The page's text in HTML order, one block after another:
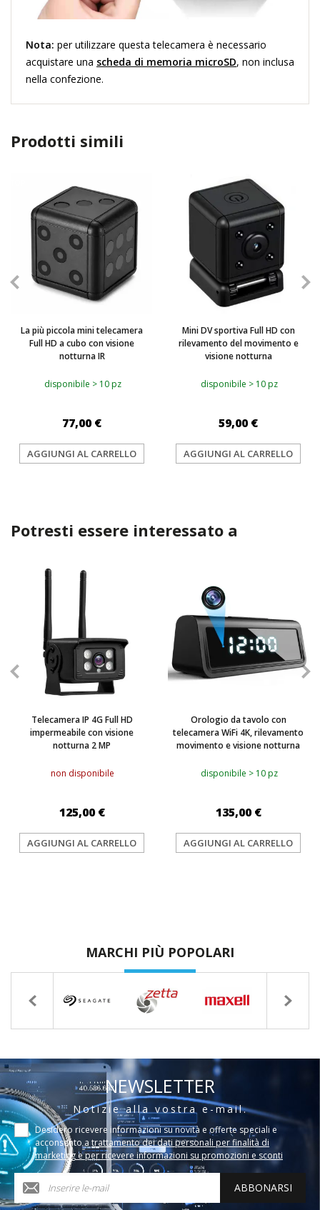
Nota: per utilizzare questa telecamera è necessario
acquistare una scheda di memoria microSD, non inclusa
nella confezione.
Prodotti simili
La più piccola mini telecamera
Full HD a cubo con visione
notturna IR
disponibile > 10 pz
77,00 €
AGGIUNGI AL CARRELLO
Mini DV sportiva Full HD con
rilevamento del movimento e
visione notturna
disponibile > 10 pz
59,00 €
AGGIUNGI AL CARRELLO
Potresti essere interessato a
Telecamera IP 4G Full HD
impermeabile con visione
notturna 2 MP
non disponibile
125,00 €
AGGIUNGI AL CARRELLO
Orologio da tavolo con
telecamera WiFi 4K, rilevamento
movimento e visione notturna
disponibile > 10 pz
135,00 €
AGGIUNGI AL CARRELLO
MARCHI PIÙ POPOLARI
NEWSLETTER
Notizie alla vostra e-mail.
Desidero ricevere informazioni su novità e offerte speciali e
acconsento a trattamento dei dati personali per finalità di
marketing e per ricevere informazioni su promozioni e sconti
ABBONARSI